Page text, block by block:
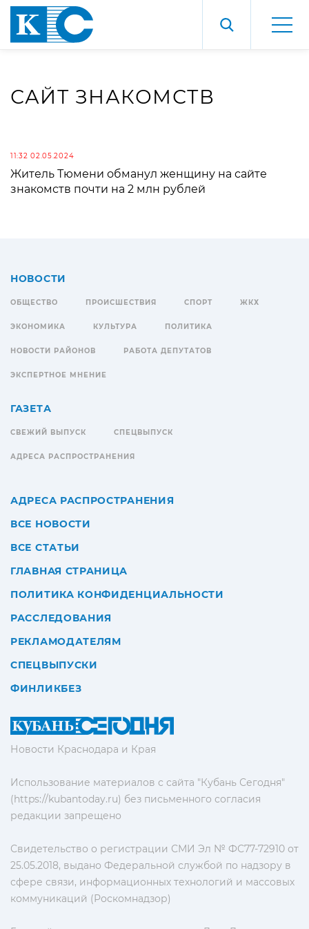
САЙТ ЗНАКОМСТВ
11:32 02.05.2024
Житель Тюмени обманул женщину на сайте
знакомств почти на 2 млн рублей
Новости Краснодара и Края
Использование материалов с сайта "Кубань Сегодня"
(https://kubantoday.ru) без письменного согласия
редакции запрещено
Свидетельство о регистрации СМИ Эл № ФС77-72910 от
25.05.2018, выдано Федеральной службой по надзору в
сфере связи, информационных технологий и массовых
коммуникаций (Роскомнадзор)
НОВОСТИ
ОБЩЕСТВО ПРОИСШЕСТВИЯ СПОРТ ЖКХ
ЭКОНОМИКА КУЛЬТУРА ПОЛИТИКА
НОВОСТИ РАЙОНОВ РАБОТА ДЕПУТАТОВ
ЭКСПЕРТНОЕ МНЕНИЕ
ГАЗЕТА
СВЕЖИЙ ВЫПУСК СПЕЦВЫПУСК
АДРЕСА РАСПРОСТРАНЕНИЯ
АДРЕСА РАСПРОСТРАНЕНИЯ
ВСЕ НОВОСТИ
ВСЕ СТАТЬИ
ГЛАВНАЯ СТРАНИЦА
ПОЛИТИКА КОНФИДЕНЦИАЛЬНОСТИ
РАССЛЕДОВАНИЯ
РЕКЛАМОДАТЕЛЯМ
СПЕЦВЫПУСКИ
ФИНЛИКБЕЗ